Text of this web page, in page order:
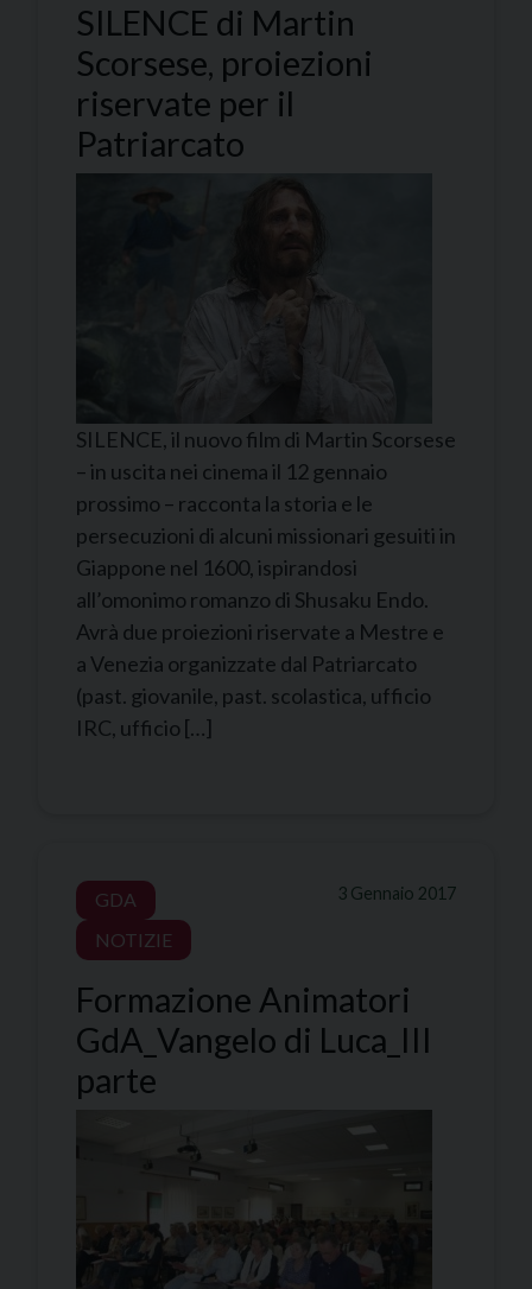
SILENCE di Martin
Scorsese, proiezioni
riservate per il
Patriarcato
SILENCE, il nuovo film di Martin Scorsese
– in uscita nei cinema il 12 gennaio
prossimo – racconta la storia e le
persecuzioni di alcuni missionari gesuiti in
Giappone nel 1600, ispirandosi
all’omonimo romanzo di Shusaku Endo.
Avrà due proiezioni riservate a Mestre e
a Venezia organizzate dal Patriarcato
(past. giovanile, past. scolastica, ufficio
IRC, ufficio […]
3 Gennaio 2017
GDA
NOTIZIE
Formazione Animatori
GdA_Vangelo di Luca_III
parte